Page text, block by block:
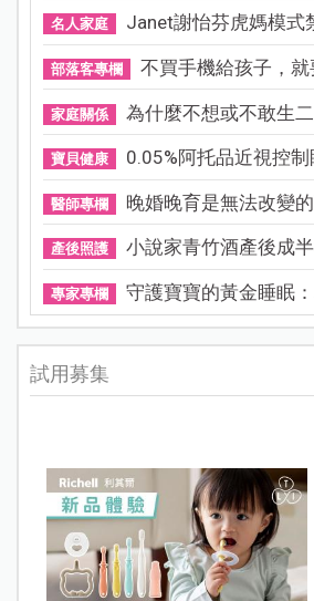
名人家庭 Janet謝怡芬虎媽模式
部落客專欄 不買手機給孩子，就
家庭關係 為什麼不想或不敢生
寶貝健康 0.05%阿托品近視控制
醫師專欄 晚婚晚育是無法改變
產後照護 小說家青竹酒產後成
專家專欄 守護寶寶的黃金睡眠
試用募集